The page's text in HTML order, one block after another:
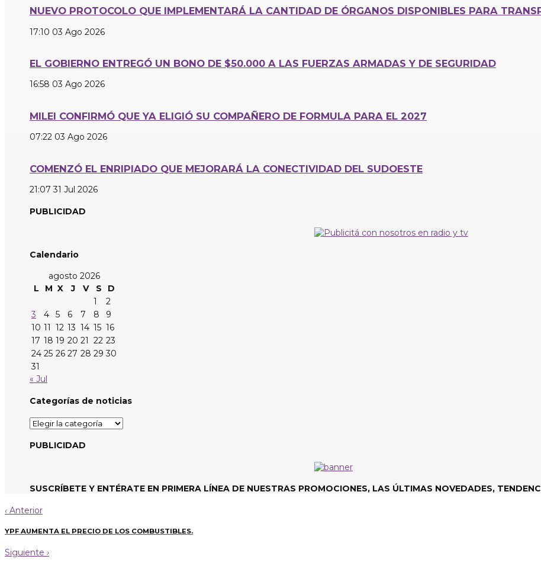
NUEVO PROTOCOLO QUE IMPLEMENTARÁ LA CANTIDAD DE ÓRGANOS DISPONIBLES PARA
17:10 03 Ago 2026
EL GOBIERNO ENTREGÓ UN BONO DE $50.000 A LAS FUERZAS ARMADAS Y DE SEGURIDAD
16:58 03 Ago 2026
MILEI CONFIRMÓ QUE YA ELIGIÓ SU COMPAÑERO DE FORMULA PARA EL 2027
07:22 03 Ago 2026
COMENZÓ EL ENRIPIADO QUE MEJORARÁ LA CONECTIVIDAD DEL SUDOESTE
21:07 31 Jul 2026
PUBLICIDAD
Calendario
agosto 2026
L
M X J V S
D
1
2
3
4 5 6 7 8
9
10 11 12 13 14 15 16
17 18 19 20 21 22 23
24 25 26 27 28 29 30
31
« Jul
Categorías de noticias
Categorías
de
noticias
PUBLICIDAD
SUSCRÍBETE Y ENTÉRATE EN PRIMERA LÍNEA DE NUESTRAS PROMOCIONES, LAS ÚLTIMAS NOVEDADES,
‹ Anterior
YPF AUMENTA EL PRECIO DE LOS COMBUSTIBLES.
Siguiente ›